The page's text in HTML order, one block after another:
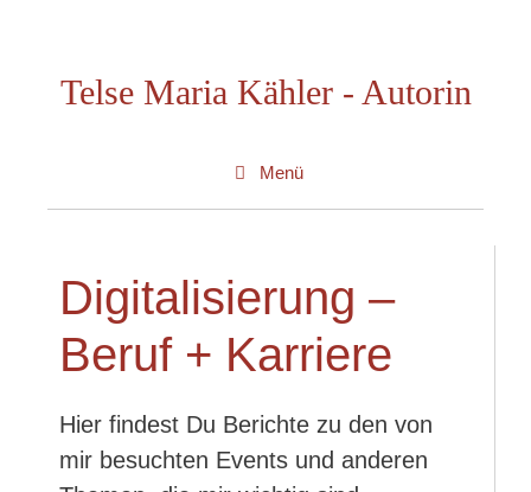
springenTelse Maria Kähler - Autorin
Menü
Digitalisierung –
Beruf + Karriere
Hier findest Du Berichte zu den von
mir besuchten Events und anderen